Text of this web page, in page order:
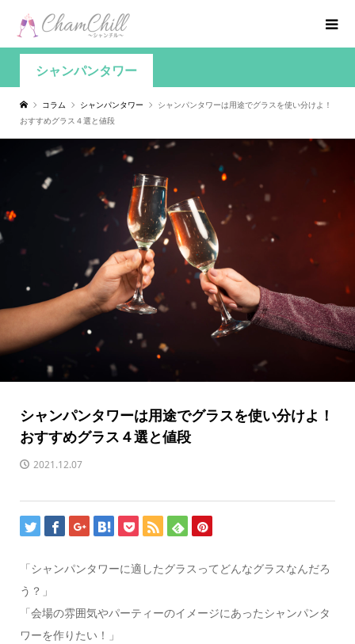
シャンパンタワー
コラム シャンパンタワー
シャンパンタワーは用途でグラスを使い分けよ！
おすすめグラス４選と値段
シャンパンタワーは用途でグラスを使い分けよ！
おすすめグラス４選と値段
2021.12.07
「シャンパンタワーに適したグラスってどんなグラスなんだろ
う？」
「会場の雰囲気やパーティーのイメージにあったシャンパンタ
ワーを作りたい！」